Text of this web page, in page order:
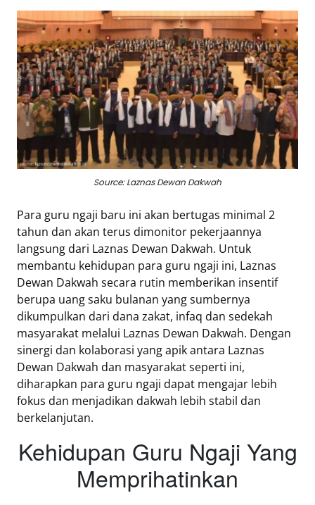
Source: Laznas Dewan Dakwah
Para guru ngaji baru ini akan bertugas minimal 2
tahun dan akan terus dimonitor pekerjaannya
langsung dari Laznas Dewan Dakwah. Untuk
membantu kehidupan para guru ngaji ini, Laznas
Dewan Dakwah secara rutin memberikan insentif
berupa uang saku bulanan yang sumbernya
dikumpulkan dari dana zakat, infaq dan sedekah
masyarakat melalui Laznas Dewan Dakwah. Dengan
sinergi dan kolaborasi yang apik antara Laznas
Dewan Dakwah dan masyarakat seperti ini,
diharapkan para guru ngaji dapat mengajar lebih
fokus dan menjadikan dakwah lebih stabil dan
berkelanjutan.
Kehidupan Guru Ngaji Yang
Memprihatinkan